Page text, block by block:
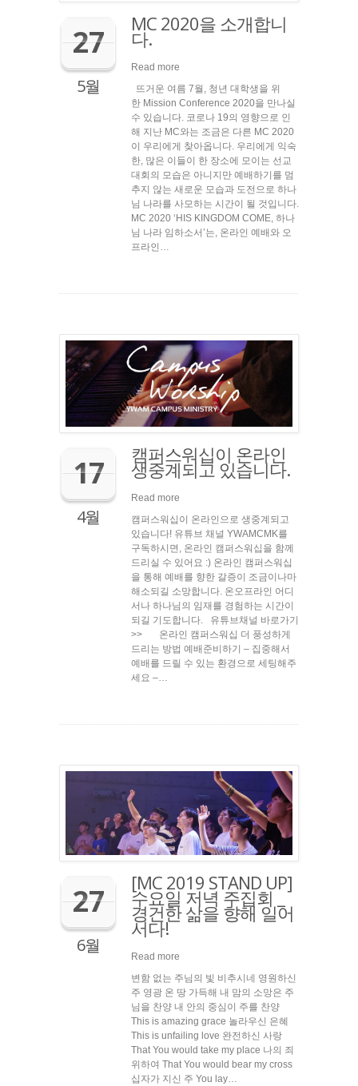
27
5월
MC 2020을 소개합니
다.
Read more
뜨거운 여름 7월, 청년 대학생을 위
한 Mission Conference 2020을 만나실
수 있습니다. 코로나 19의 영향으로 인
해 지난 MC와는 조금은 다른 MC 2020
이 우리에게 찾아옵니다. 우리에게 익숙
한, 많은 이들이 한 장소에 모이는 선교
대회의 모습은 아니지만 예배하기를 멈
추지 않는 새로운 모습과 도전으로 하나
님 나라를 사모하는 시간이 될 것입니다.
MC 2020 ‘HIS KINGDOM COME, 하나
님 나라 임하소서’는, 온라인 예배와 오
프라인…
17
4월
캠퍼스워십이 온라인
생중계되고 있습니다.
Read more
캠퍼스워십이 온라인으로 생중계되고
있습니다! 유튜브 채널 YWAMCMK를
구독하시면, 온라인 캠퍼스워십을 함께
드리실 수 있어요 :) 온라인 캠퍼스워십
을 통해 예배를 향한 갈증이 조금이나마
해소되길 소망합니다. 온오프라인 어디
서나 하나님의 임재를 경험하는 시간이
되길 기도합니다. 유튜브채널 바로가기
>> 온라인 캠퍼스워십 더 풍성하게
드리는 방법 예배준비하기 – 집중해서
예배를 드릴 수 있는 환경으로 세팅해주
세요 –…
27
6월
[MC 2019 STAND UP]
수요일 저녁 주집회 _
경건한 삶을 향해 일어
서다!
Read more
변함 없는 주님의 빛 비추시네 영원하신
주 영광 온 땅 가득해 내 맘의 소망은 주
님을 찬양 내 안의 중심이 주를 찬양
This is amazing grace 놀라우신 은혜
This is unfailing love 완전하신 사랑
That You would take my place 나의 죄
위하여 That You would bear my cross
십자가 지신 주 You lay…